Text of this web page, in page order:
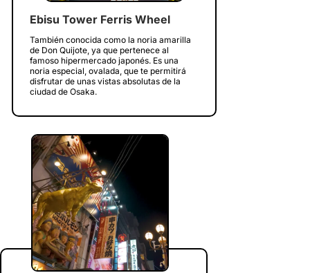
Ebisu Tower Ferris Wheel
También conocida como la noria amarilla
de Don Quijote, ya que pertenece al
famoso hipermercado japonés. Es una
noria especial, ovalada, que te permitirá
disfrutar de unas vistas absolutas de la
ciudad de Osaka.